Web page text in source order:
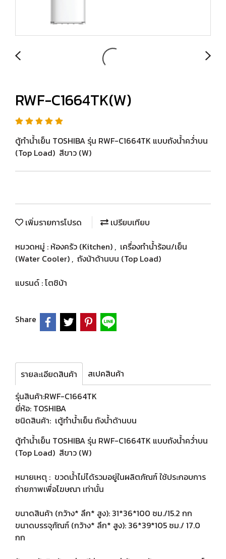
RWF-C1664TK(W)
ตู้ทำน้ำเย็น TOSHIBA รุ่น RWF-C1664TK แบบถังน้ำคว่ำบน
(Top Load) สีขาว (W)
เพิ่มรายการโปรด
เปรียบเทียบ
หมวดหมู่ : ห้องครัว (Kitchen) , เครื่องทำน้ำร้อน/เย็น
(Water Cooler) , ถังน้าด้านบน (Top Load)
แบรนด์ :โตชิบ้า
Share
รายละเอียดสินค้า
สเปคสินค้า
รุ่นสินค้า:RWF-C1664TK
ยี่ห้อ: TOSHIBA
ชนิดสินค้า: เตู้ทำน้ำเย็น ถังน้ำด้านบน
ตู้ทำน้ำเย็น TOSHIBA รุ่น RWF-C1664TK แบบถังน้ำคว่ำบน
(Top Load) สีขาว (W)
หมายเหตุ : ขวดน้ำไม่ได้รวมอยู่ในผลิตภัณฑ์ ใช้ประกอบการ
ถ่ายภาพเพื่อโฆษณา เท่านั้น
ขนาดสินค้า (กว้าง* ลึก* สูง): 31*36*100 ซม./15.2 กก
ขนาดบรรจุภัณฑ์ (กว้าง* ลึก* สูง): 36*39*105 ซม./ 17.0
กก